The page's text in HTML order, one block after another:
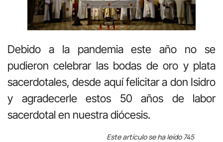
Debido a la pandemia este año no se
pudieron celebrar las bodas de oro y plata
sacerdotales, desde aquí felicitar a don Isidro
y agradecerle estos 50 años de labor
sacerdotal en nuestra diócesis.
Este artículo se ha leído 745